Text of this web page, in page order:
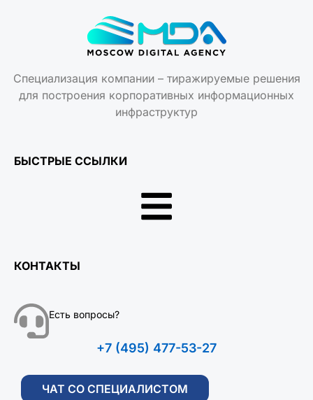
Специализация компании – тиражируемые решения
для построения корпоративных информационных
инфраструктур
БЫСТРЫЕ ССЫЛКИ
КОНТАКТЫ
Есть вопросы?
+7 (495) 477-53-27
ЧАТ СО СПЕЦИАЛИСТОМ